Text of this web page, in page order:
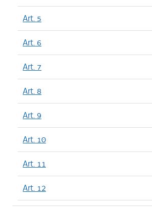
Art. 5
Art. 6
Art. 7
Art. 8
Art. 9
Art. 10
Art. 11
Art. 12